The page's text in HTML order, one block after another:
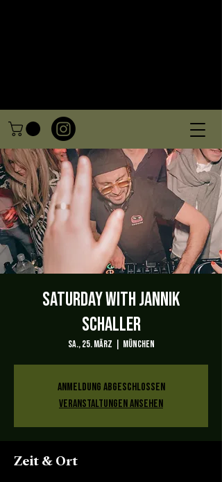
Saturday with Jannik
Schaller
Sa., 25. März München
Anmeldung abgeschlossen
Veranstaltungen ansehen
Zeit & Ort